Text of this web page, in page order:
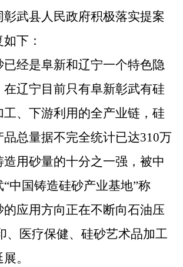
彰武县人民政府积极落实提案
下：
已经是阜新和辽宁一个特色隐
在辽宁目前只有阜新彰武有硅
、下游利用的全产业链，硅
总量据不完全统计已达310万
造用砂量的十分之一强，被中
中国铸造硅砂产业基地”称
应用方向正在不断向石油压
、医疗保健、硅砂艺术品加工
。